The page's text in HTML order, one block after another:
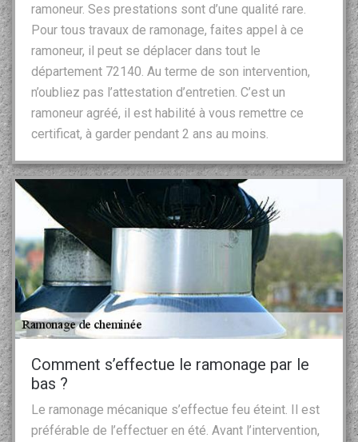
ramoneur. Ses prestations sont d’une qualité rare.
Pour tous travaux de ramonage, faites appel à ce
ramoneur, il peut se déplacer dans tout le
département 72140. Au terme de son intervention,
n’oubliez pas l’attestation d’entretien. C’est un
ramoneur agréé, il est habilité à vous remettre ce
certificat, à garder pendant 2 ans au moins.
Comment s’effectue le ramonage par le
bas ?
Le ramonage mécanique s’effectue feu éteint. Il est
préférable de l’effectuer en été. Avant l’intervention,